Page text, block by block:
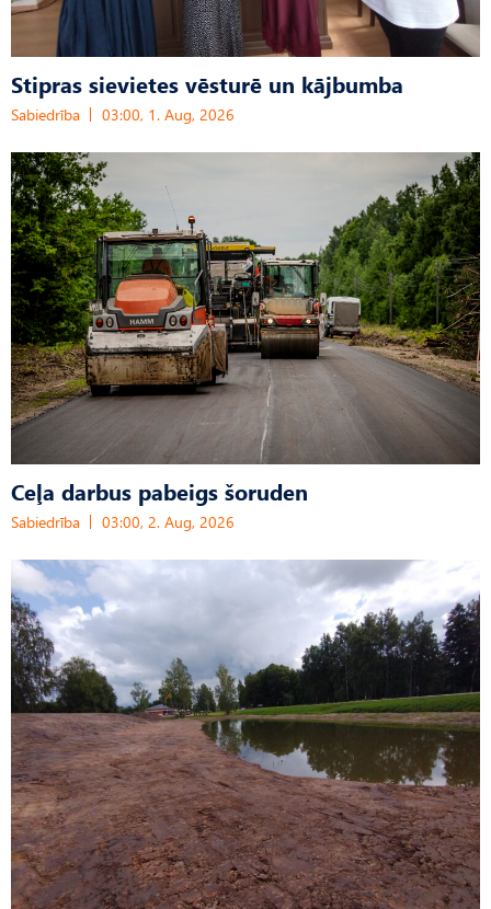
Stipras sievietes vēsturē un kājbumba
Sabiedrība 03:00, 1. Aug, 2026
Ceļa darbus pabeigs šoruden
Sabiedrība 03:00, 2. Aug, 2026